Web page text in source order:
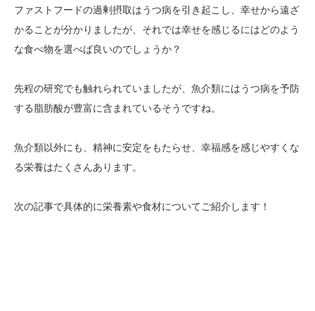
ファストフードの過剰摂取はうつ病を引き起こし、幸せから遠ざ
かることが分かりましたが、それでは幸せを感じるにはどのよう
な食べ物を選べば良いのでしょうか？
先程の研究でも触れられていましたが、魚介類にはうつ病を予防
する脂肪酸が豊富に含まれているそうですね。
魚介類以外にも、精神に安定をもたらせ、幸福感を感じやすくな
る栄養はたくさんあります。
次の記事で具体的に栄養素や食材についてご紹介します！